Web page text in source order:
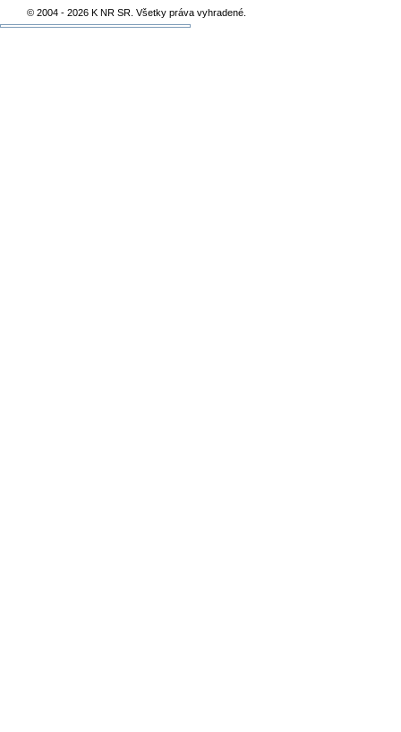
© 2004 - 2026 K NR SR. Všetky práva vyhradené.